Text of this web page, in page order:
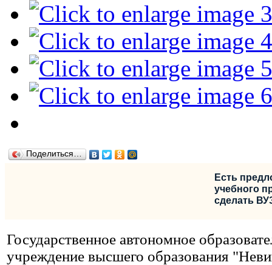
Поделиться…
Есть
учебного
сделать
Государственное автономное
учреждение высшего образования